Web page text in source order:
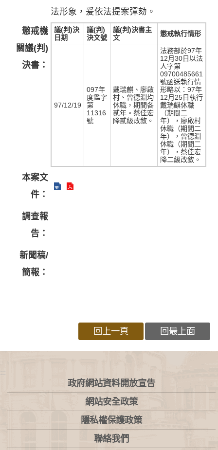
法形象，爰依法提案彈劾。
懲戒機
關議(判)
決書：
議(判)決
日期
議(判)
決文號
議(判)決書主
文
懲戒執行情形
97/12/19
097年
度鑑字
第
11316
號
戴瑞麒、廖啟
村、曾德淵均
休職，期間各
貳年。蔡佳宏
降貳級改敘。
法務部於97年
12月30日以法
人字第
09700485661
號函送執行情
形略以：97年
12月25日執行
戴瑞麒休職
（期間二
年），廖啟村
休職（期間二
年），曾德淵
休職（期間二
年），蔡佳宏
降二級改敘。
本案文
件：
調查報
告：
新聞稿/
簡報：
回上一頁 回最上面
:::
政府網站資料開放宣告
網站安全政策
隱私權保護政策
聯絡我們